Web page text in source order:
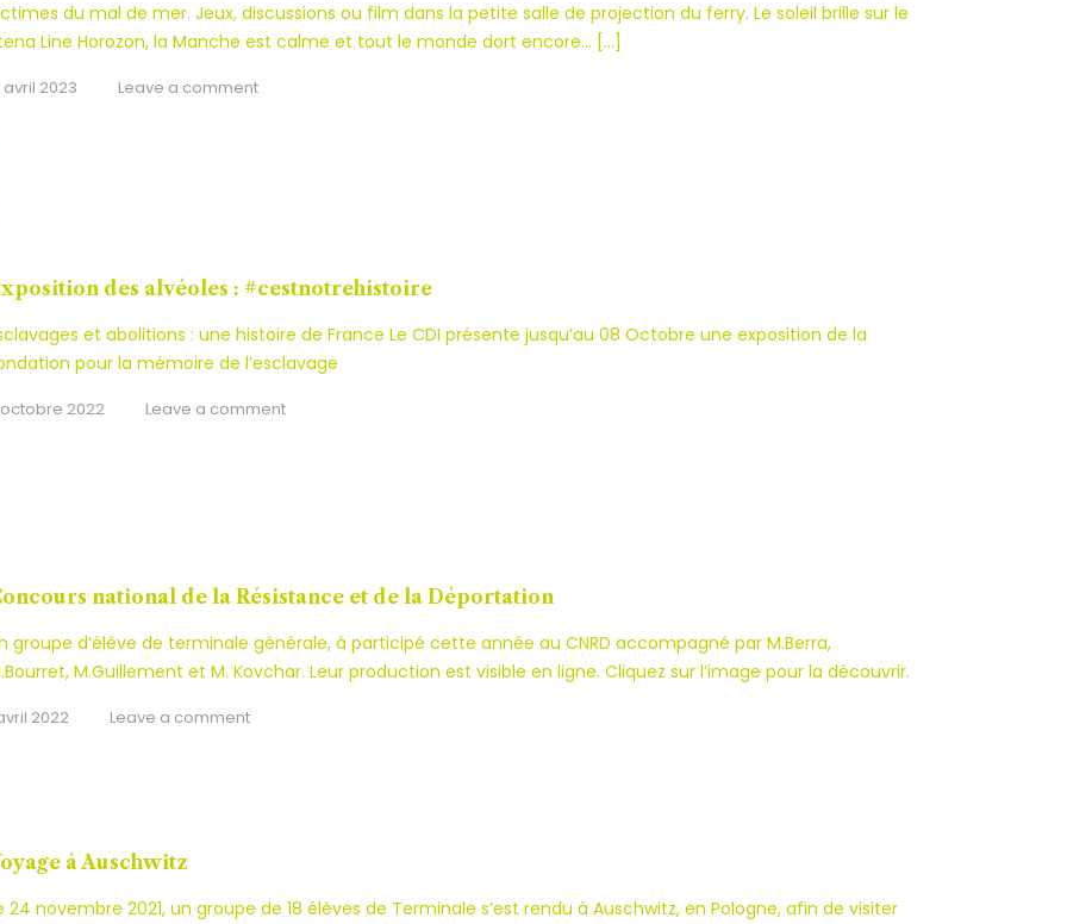
du mal de mer. Jeux, discussions ou film dans la petite salle de projection du ferry. Le soleil brille sur le
Line Horozon, la Manche est calme et tout le monde dort encore… […]
avril 2023 Leave a comment
des alvéoles : #cestnotrehistoire
et abolitions : une histoire de France Le CDI présente jusqu’au 08 Octobre une exposition de la
pour la mémoire de l’esclavage
2022 Leave a comment
national de la Résistance et de la Déportation
groupe d’élève de terminale générale, à participé cette année au CNRD accompagné par M.Berra,
M.Guillement et M. Kovchar. Leur production est visible en ligne. Cliquez sur l’image pour la découvrir.
2022 Leave a comment
à Auschwitz
24 novembre 2021, un groupe de 18 élèves de Terminale s’est rendu à Auschwitz, en Pologne, afin de visiter